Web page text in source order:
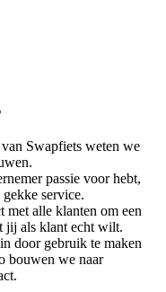
Swapfiets weten we
passie voor hebt,
service.
met alle klanten om een
jij als klant echt wilt.
door gebruik te maken
bouwen we naar